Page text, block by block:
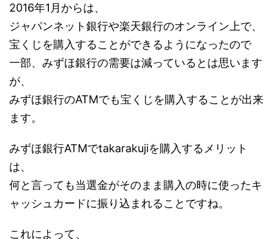
2016年1月からは、
ジャパンネット銀行や楽天銀行のオンライン上で、
宝くじを購入することができるようになったので
一部、みずほ銀行の需要は減っているとは思います
が、
みずほ銀行のATMでも宝くじを購入することが出来
ます。
みずほ銀行ATMでtakarakujiを購入するメリット
は、
何と言っても当選金がそのまま購入の時に使ったキ
ャッシュカードに振り込まれることですね。
これによって、